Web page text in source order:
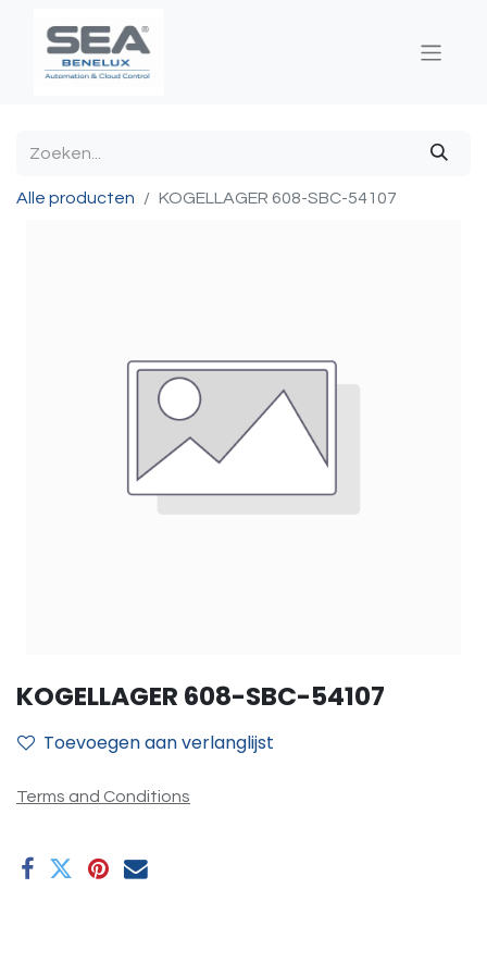
Alle producten KOGELLAGER 608-SBC-54107
KOGELLAGER 608-SBC-54107
Toevoegen aan verlanglijst
Terms and Conditions